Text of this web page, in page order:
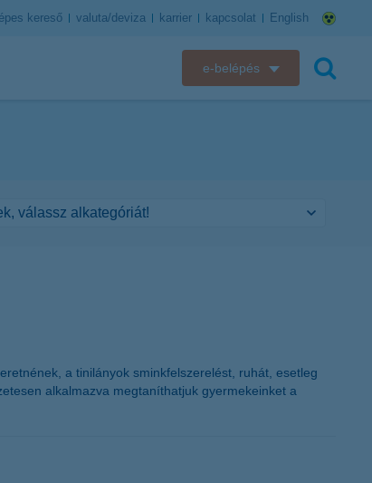
kereső valuta/deviza karrier kapcsolat English
e-belépés
K&H e-kártyafelület
a tinilányok sminkfelszerelést, ruhát, esetleg
alkalmazva megtaníthatjuk gyermekeinket a